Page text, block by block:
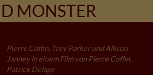
MONSTER
Pierre Coffin, Trey Parker und Allison
Janney in einem Film von Pierre Coffin,
Patrick Delage